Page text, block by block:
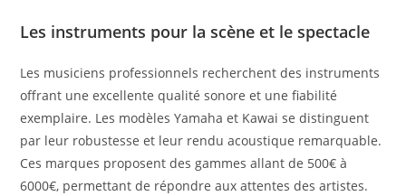
Les instruments pour la scène et le spectacle
Les musiciens professionnels recherchent des instruments
offrant une excellente qualité sonore et une fiabilité
exemplaire. Les modèles Yamaha et Kawai se distinguent
par leur robustesse et leur rendu acoustique remarquable.
Ces marques proposent des gammes allant de 500€ à
6000€, permettant de répondre aux attentes des artistes.